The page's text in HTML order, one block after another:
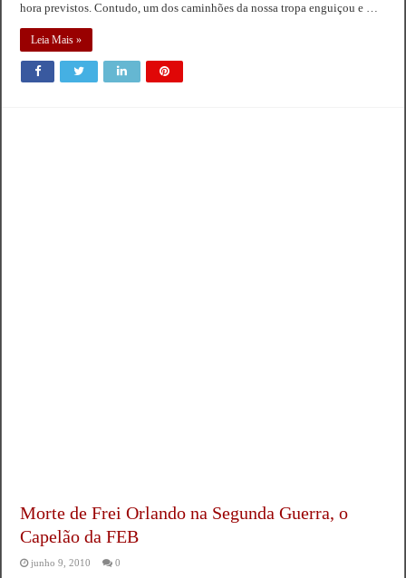
hora previstos. Contudo, um dos caminhões da nossa tropa enguiçou e …
Leia Mais »
Morte de Frei Orlando na Segunda Guerra, o
Capelão da FEB
junho 9, 2010 0